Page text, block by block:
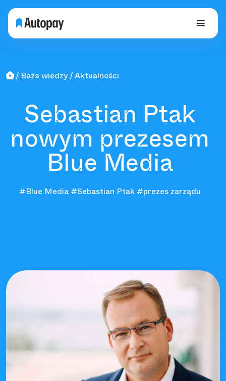
Baza wiedzy Aktualności
Sebastian Ptak
nowym prezesem
Blue Media
#Blue Media #Sebastian Ptak #prezes zarządu